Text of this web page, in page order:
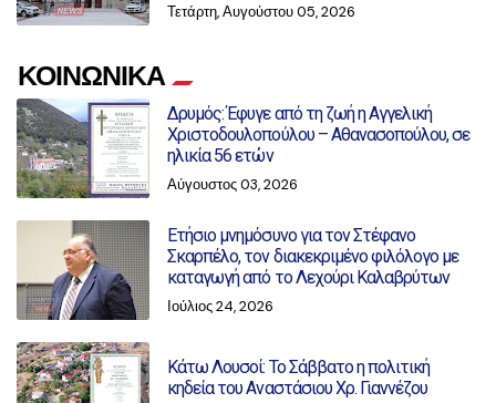
Τετάρτη, Αυγούστου 05, 2026
ΚΟΙΝΩΝΙΚΑ
Δρυμός: Έφυγε από τη ζωή η Αγγελική
Χριστοδουλοπούλου – Αθανασοπούλου, σε
ηλικία 56 ετών
Αύγουστος 03, 2026
Ετήσιο μνημόσυνο για τον Στέφανο
Σκαρπέλο, τον διακεκριμένο φιλόλογο με
καταγωγή από το Λεχούρι Καλαβρύτων
Ιούλιος 24, 2026
Κάτω Λουσοί: Το Σάββατο η πολιτική
κηδεία του Αναστάσιου Χρ. Γιαννέζου